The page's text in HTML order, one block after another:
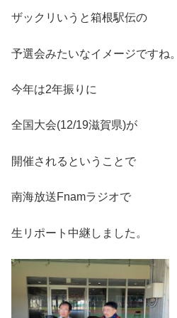
ザックリいうと箱根駅伝の
予選会みたいなイメージですね。
今年は2年振りに
全国大会(12/19滋賀県)が
開催されるということで
南海放送Fnamラジオで
生リポート中継しました。